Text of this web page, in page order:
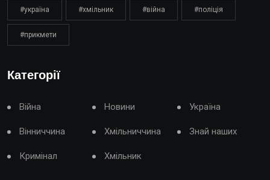
#україна #хмільник #війна #поліція
#прикмети
Категорії
Війна Новини Україна
Вінниччина Хмільниччина Знай наших
Кримінал Хмільник